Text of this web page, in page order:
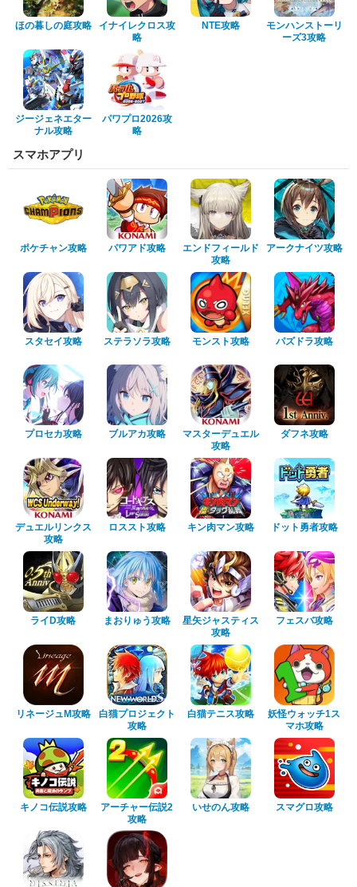
ほの暮しの庭攻略
イナイレクロス攻
略
NTE攻略
モンハンストーリ
ーズ3攻略
ジージェネエター
ナル攻略
パワプロ2026攻
略
スマホアプリ
ポケチャン攻略 パワアド攻略
エンドフィールド
攻略
アークナイツ攻略
スタセイ攻略 ステラソラ攻略 モンスト攻略 パズドラ攻略
プロセカ攻略 ブルアカ攻略
マスターデュエル
攻略
ダフネ攻略
デュエルリンクス
攻略
ロススト攻略 キン肉マン攻略 ドット勇者攻略
ライD攻略 まおりゅう攻略
星矢ジャスティス
攻略
フェスバ攻略
リネージュM攻略
白猫プロジェクト
攻略
白猫テニス攻略
妖怪ウォッチ1ス
マホ攻略
キノコ伝説攻略
アーチャー伝説2
攻略
いせのん攻略 スマグロ攻略